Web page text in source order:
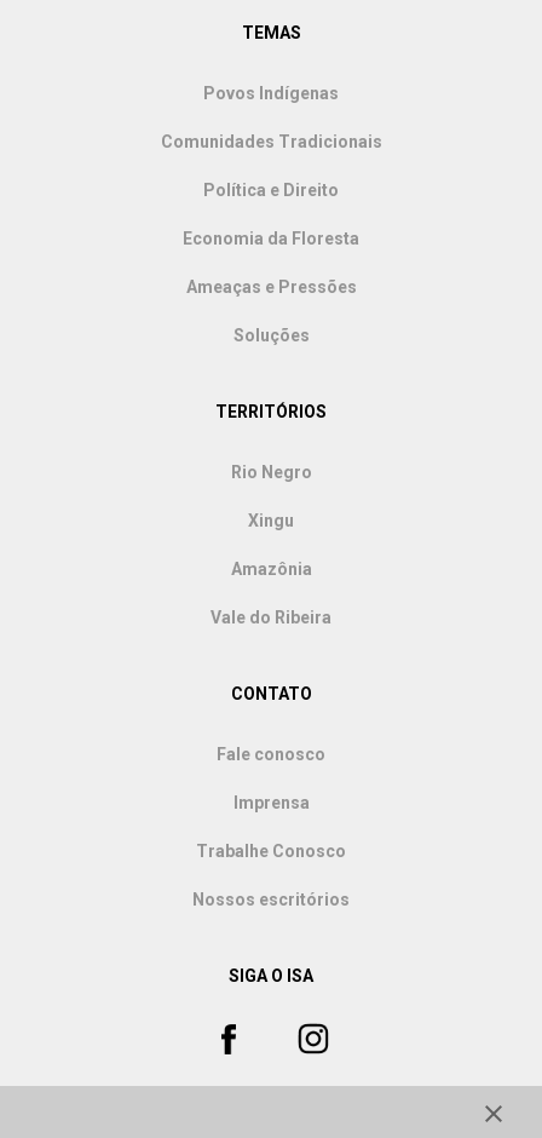
TEMAS
Povos Indígenas
Comunidades Tradicionais
Política e Direito
Economia da Floresta
Ameaças e Pressões
Soluções
TERRITÓRIOS
Rio Negro
Xingu
Amazônia
Vale do Ribeira
CONTATO
Fale conosco
Imprensa
Trabalhe Conosco
Nossos escritórios
SIGA O ISA
close